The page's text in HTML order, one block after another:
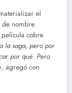
el
de nombre
cobre
la saga, pero por
por qué. Pero
agregó con